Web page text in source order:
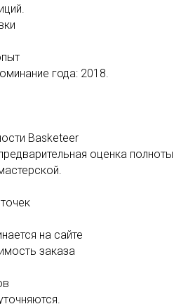
года: 2018.
Basketeer
оценка полноты
на сайте
заказа